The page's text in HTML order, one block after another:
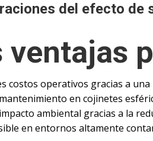
del efecto de
ventajas
costos operativos gracias a
en cojinetes
ambiental gracias a la
en entornos altamente